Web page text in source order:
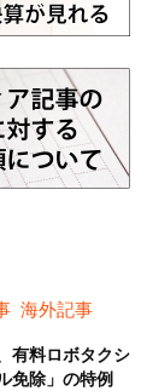
海外記事
有料ロボタクシ
免除」の特例